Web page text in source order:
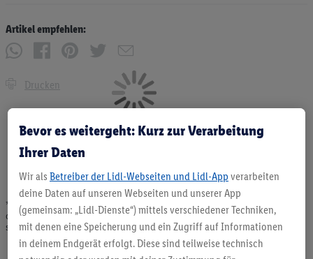
Artikel empfehlen:
Drucken
* Angebote solange Vorrat. Abgabe nur in haushaltsüblichen Mengen. Verkauf
ohne Dekoration. Die hier beworbenen Produkte, vor allem NonFood-Produkte,
sind nicht alle dauerhaft im Sortiment. Abbildungen ähnlich.
Bevor es weitergeht: Kurz zur Verarbeitung
Ihrer Daten
Wir als Betreiber der Lidl-Webseiten und Lidl-App verarbeiten
deine Daten auf unseren Webseiten und unserer App
(gemeinsam: „Lidl-Dienste“) mittels verschiedener Techniken,
mit denen eine Speicherung und ein Zugriff auf Informationen
in deinem Endgerät erfolgt. Diese sind teilweise technisch